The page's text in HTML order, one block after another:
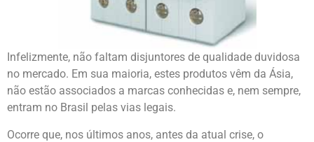
Infelizmente, não faltam disjuntores de qualidade duvidosa
no mercado. Em sua maioria, estes produtos vêm da Ásia,
não estão associados a marcas conhecidas e, nem sempre,
entram no Brasil pelas vias legais.
Ocorre que, nos últimos anos, antes da atual crise, o